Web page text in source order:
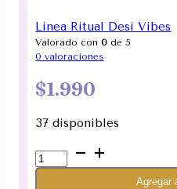
Linea Ritual Desi Vibes
Valorado con0 de 5
0 valoraciones
$1.990
37 disponibles
Incienso
natural
Agregar